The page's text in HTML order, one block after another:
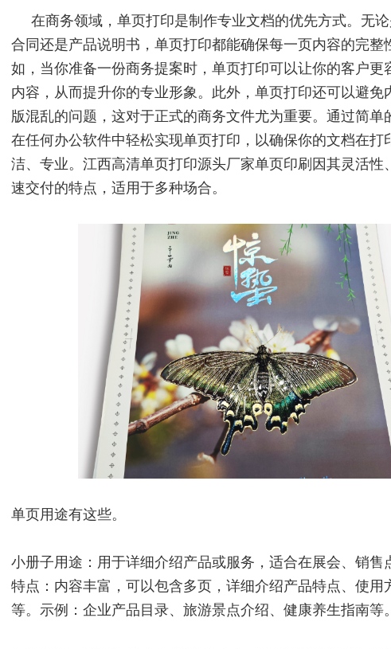
在商务领域，单页打印是制作专业文档的优先方式。无论
合同还是产品说明书，单页打印都能确保每一页内容的完整
如，当你准备一份商务提案时，单页打印可以让你的客户更
内容，从而提升你的专业形象。此外，单页打印还可以避免
版混乱的问题，这对于正式的商务文件尤为重要。通过简单
在任何办公软件中轻松实现单页打印，以确保你的文档在打
洁、专业。江西高清单页打印源头厂家单页印刷因其灵活性
速交付的特点，适用于多种场合。
单页用途有这些。
小册子用途：用于详细介绍产品或服务，适合在展会、销售
特点：内容丰富，可以包含多页，详细介绍产品特点、使用
等。示例：企业产品目录、旅游景点介绍、健康养生指南等。